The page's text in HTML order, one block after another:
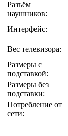
Разъём
наушников:
Интерфейс:
Вес телевизора:
Размеры с
подставкой:
Размеры без
подставки:
Потребление от
сети: